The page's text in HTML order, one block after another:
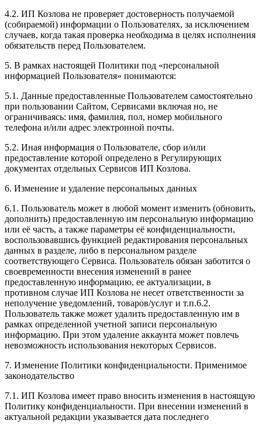
4.2. ИП Козлова не проверяет достоверность получаемой
(собираемой) информации о Пользователях, за исключением
случаев, когда такая проверка необходима в целях исполнения
обязательств перед Пользователем.
5. В рамках настоящей Политики под «персональной
информацией Пользователя» понимаются:
5.1. Данные предоставленные Пользователем самостоятельно
при пользовании Сайтом, Сервисами включая но, не
ограничиваясь: имя, фамилия, пол, номер мобильного
телефона и/или адрес электронной почты.
5.2. Иная информация о Пользователе, сбор и/или
предоставление которой определено в Регулирующих
документах отдельных Сервисов ИП Козлова.
6. Изменение и удаление персональных данных
6.1. Пользователь может в любой момент изменить (обновить,
дополнить) предоставленную им персональную информацию
или её часть, а также параметры её конфиденциальности,
воспользовавшись функцией редактирования персональных
данных в разделе, либо в персональном разделе
соответствующего Сервиса. Пользователь обязан заботится о
своевременности внесения изменений в ранее
предоставленную информацию, ее актуализации, в
противном случае ИП Козлова не несет ответственности за
неполучение уведомлений, товаров/услуг и т.п.6.2.
Пользователь также может удалить предоставленную им в
рамках определенной учетной записи персональную
информацию. При этом удаление аккаунта может повлечь
невозможность использования некоторых Сервисов.
7. Изменение Политики конфиденциальности. Применимое
законодательство
7.1. ИП Козлова имеет право вносить изменения в настоящую
Политику конфиденциальности. При внесении изменений в
актуальной редакции указывается дата последнего